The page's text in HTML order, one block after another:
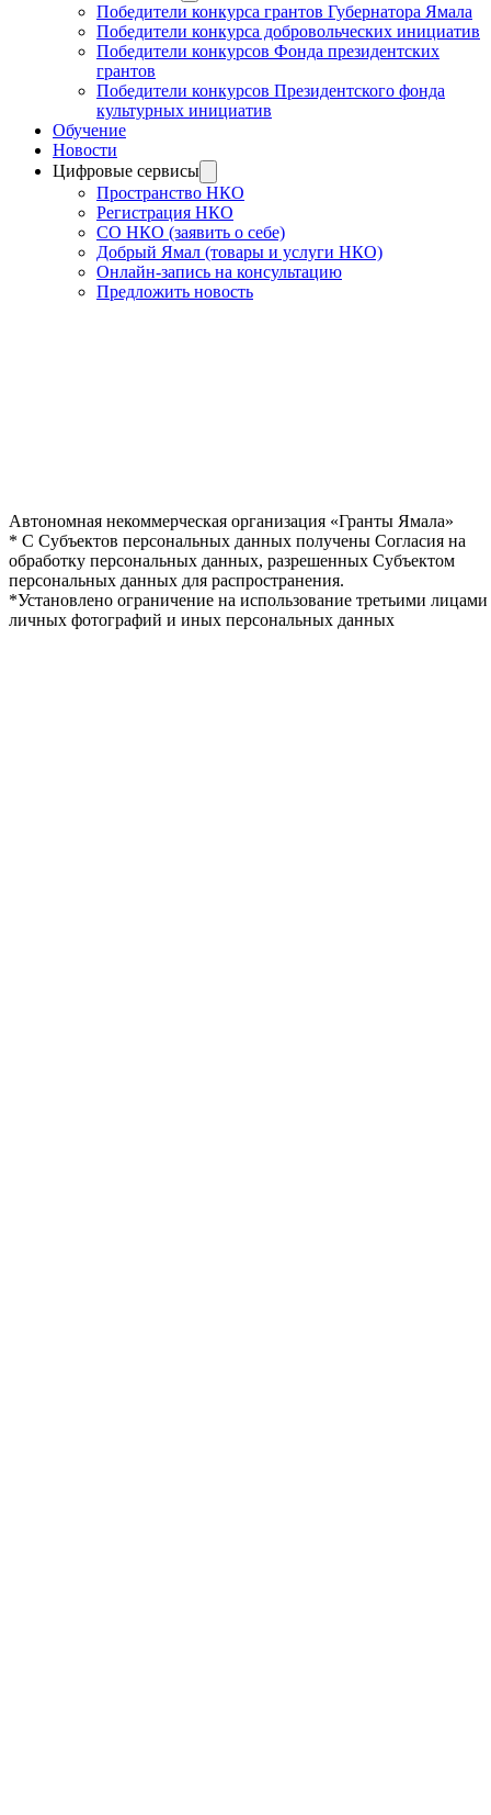
Победители конкурса грантов Губернатора Ямала
Победители конкурса добровольческих инициатив
Победители конкурсов Фонда президентских
грантов
Победители конкурсов Президентского фонда
культурных инициатив
Обучение
Новости
Цифровые сервисы
Пространство НКО
Регистрация НКО
СО НКО (заявить о себе)
Добрый Ямал (товары и услуги НКО)
Онлайн-запись на консультацию
Предложить новость
Автономная некоммерческая организация «Гранты Ямала»
* С Субъектов персональных данных получены Согласия на
обработку персональных данных, разрешенных Субъектом
персональных данных для распространения.
*Установлено ограничение на использование третьими лицами
личных фотографий и иных персональных данных